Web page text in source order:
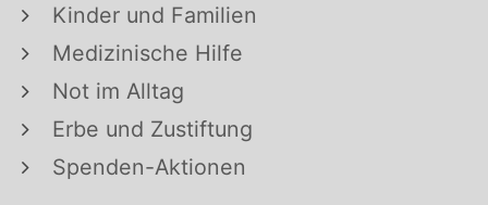
Kinder und Familien
Medizinische Hilfe
Not im Alltag
Erbe und Zustiftung
Spenden-Aktionen